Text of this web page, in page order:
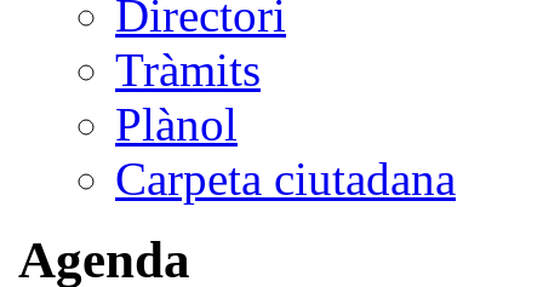
Directori
Tràmits
Plànol
Carpeta ciutadana
Agenda